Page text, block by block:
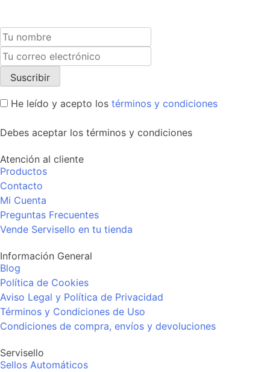
He leído y acepto los términos y condiciones
Debes aceptar los términos y condiciones
Atención al cliente
Productos
Contacto
Mi Cuenta
Preguntas Frecuentes
Vende Servisello en tu tienda
Información General
Blog
Política de Cookies
Aviso Legal y Política de Privacidad
Términos y Condiciones de Uso
Condiciones de compra, envíos y devoluciones
Servisello
Sellos Automáticos